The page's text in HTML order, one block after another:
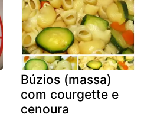
Búzios (massa)
com courgette e
cenoura